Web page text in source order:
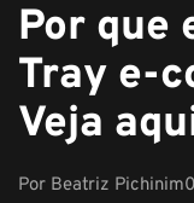
Por que
Tray e-
Veja
Por Beatriz Pichinim